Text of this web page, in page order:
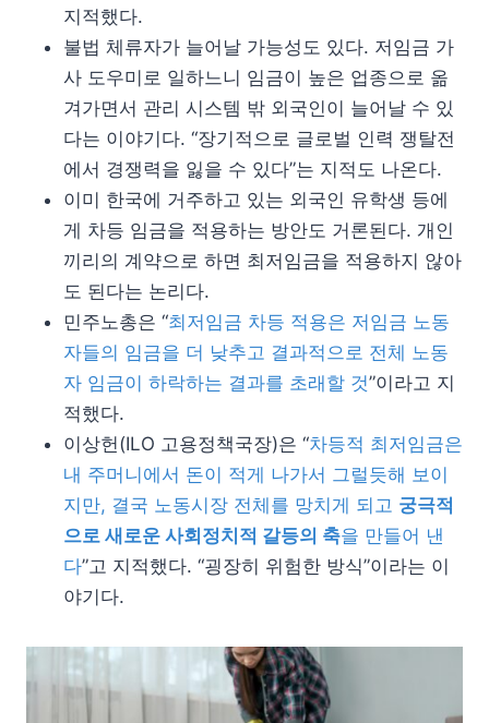
지적했다.
불법 체류자가 늘어날 가능성도 있다. 저임금 가
사 도우미로 일하느니 임금이 높은 업종으로 옮
겨가면서 관리 시스템 밖 외국인이 늘어날 수 있
다는 이야기다. “장기적으로 글로벌 인력 쟁탈전
에서 경쟁력을 잃을 수 있다”는 지적도 나온다.
이미 한국에 거주하고 있는 외국인 유학생 등에
게 차등 임금을 적용하는 방안도 거론된다. 개인
끼리의 계약으로 하면 최저임금을 적용하지 않아
도 된다는 논리다.
민주노총은 “최저임금 차등 적용은 저임금 노동
자들의 임금을 더 낮추고 결과적으로 전체 노동
자 임금이 하락하는 결과를 초래할 것”이라고 지
적했다.
이상헌(ILO 고용정책국장)은 “차등적 최저임금은
내 주머니에서 돈이 적게 나가서 그럴듯해 보이
지만, 결국 노동시장 전체를 망치게 되고 궁극적
으로 새로운 사회정치적 갈등의 축을 만들어 낸
다”고 지적했다. “굉장히 위험한 방식”이라는 이
야기다.